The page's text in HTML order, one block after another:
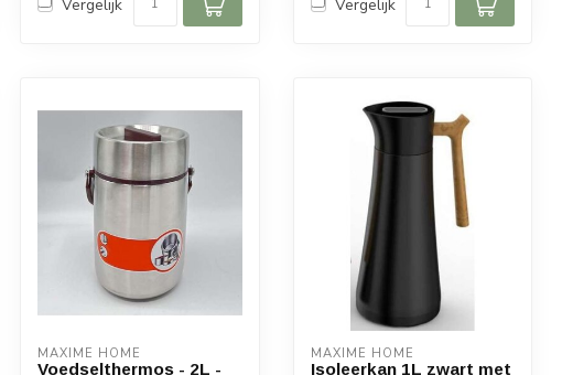
Vergelijk Vergelijk
MAXIME HOME
Voedselthermos - 2L -
MAXIME HOME
Isoleerkan 1L zwart met